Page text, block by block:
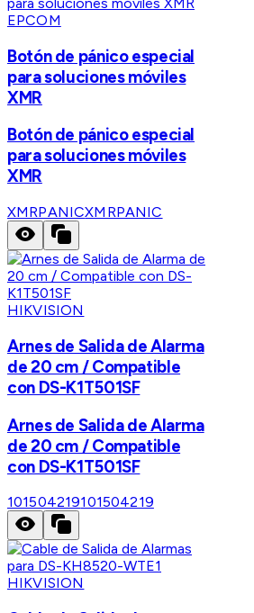
EPCOM
Botón de pánico especial
para soluciones móviles
XMR
Botón de pánico especial
para soluciones móviles
XMR
XMRPANICXMRPANIC
HIKVISION
Arnes de Salida de Alarma
de 20 cm / Compatible
con DS-K1T501SF
Arnes de Salida de Alarma
de 20 cm / Compatible
con DS-K1T501SF
101504219101504219
HIKVISION